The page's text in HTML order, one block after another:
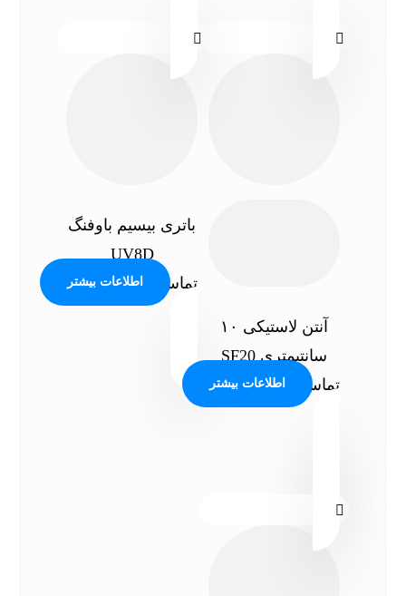
آنتن لاستیکی ۱۰
سانتیمتری SF20
تماس بگیریداطلاعات بیشتر
باتری بیسیم باوفنگ
UV8D
تماس بگیریداطلاعات بیشتر